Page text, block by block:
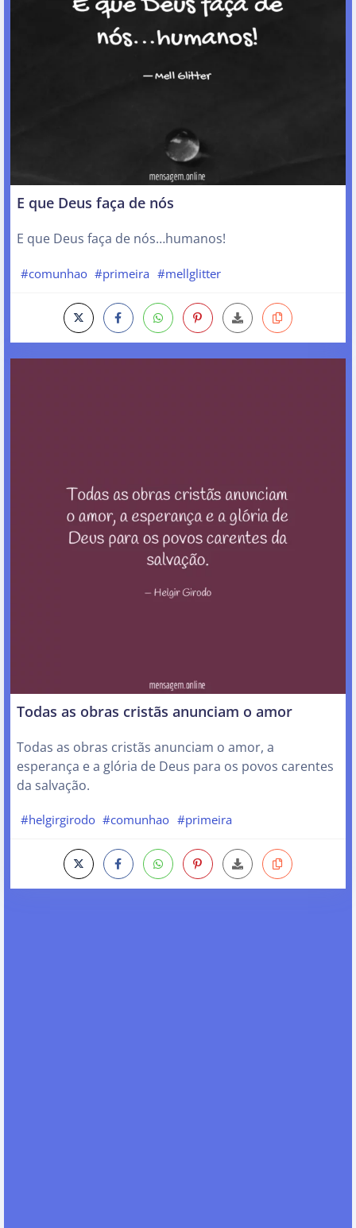
E que Deus faça de nós
E que Deus faça de nós…humanos!
#comunhao #primeira #mellglitter
Todas as obras cristãs anunciam o amor
Todas as obras cristãs anunciam o amor, a
esperança e a glória de Deus para os povos carentes
da salvação.
#helgirgirodo #comunhao #primeira